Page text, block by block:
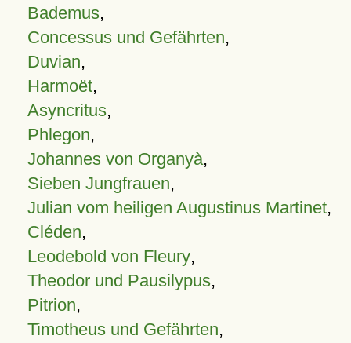
Bademus,
Concessus und Gefährten,
Duvian,
Harmoët,
Asyncritus,
Phlegon,
Johannes von Organyà,
Sieben Jungfrauen,
Julian vom heiligen Augustinus Martinet,
Cléden,
Leodebold von Fleury,
Theodor und Pausilypus,
Pitrion,
Timotheus und Gefährten,